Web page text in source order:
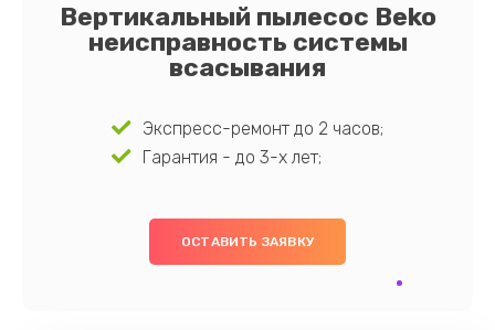
Вертикальный пылесос Beko
неисправность системы
всасывания
Экспресс-ремонт до 2 часов;
Гарантия - до 3-х лет;
ОСТАВИТЬ ЗАЯВКУ